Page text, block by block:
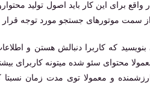
برای این کار باید اصول تولید
از سمت موتورهای جستجو مورد توجه
که کاربرا دنبالش هستن و
محتوای سئو شده میتونه کاربرای
و معمولا توی مدت زمان